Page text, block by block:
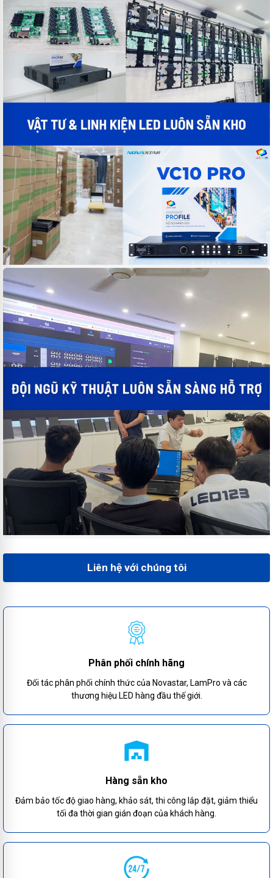
Liên hệ với chúng tôi
Phân phối chính hãng
Đối tác phân phối chính thức của Novastar, LamPro và các
thương hiệu LED hàng đầu thế giới.
Hàng sẵn kho
Đảm bảo tốc độ giao hàng, khảo sát, thi công lắp đặt, giảm thiểu
tối đa thời gian gián đoạn của khách hàng.